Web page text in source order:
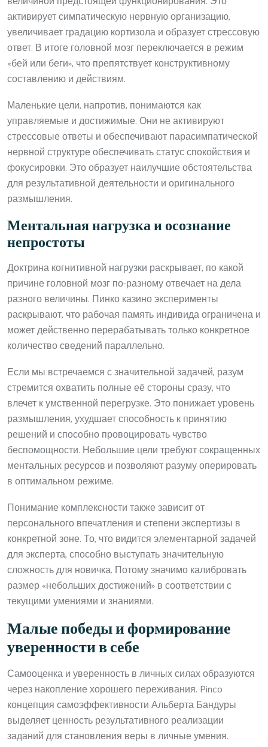
активирует симпатическую нервную организацию,
увеличивает градацию кортизола и образует стрессовую
ответ. В итоге головной мозг переключается в режим
«бей или беги», что препятствует конструктивному
составлению и действиям.
Маленькие цели, напротив, понимаются как
управляемые и достижимые. Они не активируют
стрессовые ответы и обеспечивают парасимпатической
нервной структуре обеспечивать статус спокойствия и
фокусировки. Это образует наилучшие обстоятельства
для результативной деятельности и оригинального
размышления.
Ментальная нагрузка и осознание
непростоты
Доктрина когнитивной нагрузки раскрывает, по какой
причине головной мозг по-разному отвечает на дела
разного величины. Пинко казино эксперименты
раскрывают, что рабочая память индивида ограничена и
может действенно перерабатывать только конкретное
количество сведений параллельно.
Если мы встречаемся с значительной задачей, разум
стремится охватить полные её стороны сразу, что
влечет к умственной перегрузке. Это понижает уровень
размышления, ухудшает способность к принятию
решений и способно провоцировать чувство
беспомощности. Небольшие цели требуют сокращенных
ментальных ресурсов и позволяют разуму оперировать
в оптимальном режиме.
Понимание комплексности также зависит от
персонального впечатления и степени экспертизы в
конкретной зоне. То, что видится элементарной задачей
для эксперта, способно выступать значительную
сложность для новичка. Потому значимо калибровать
размер «небольших достижений» в соответствии с
текущими умениями и знаниями.
Малые победы и формирование
уверенности в себе
Самооценка и уверенность в личных силах образуются
через накопление хорошего переживания. Pinco
концепция самоэффективности Альберта Бандуры
выделяет ценность результативного реализации
заданий для становления веры в личные умения.